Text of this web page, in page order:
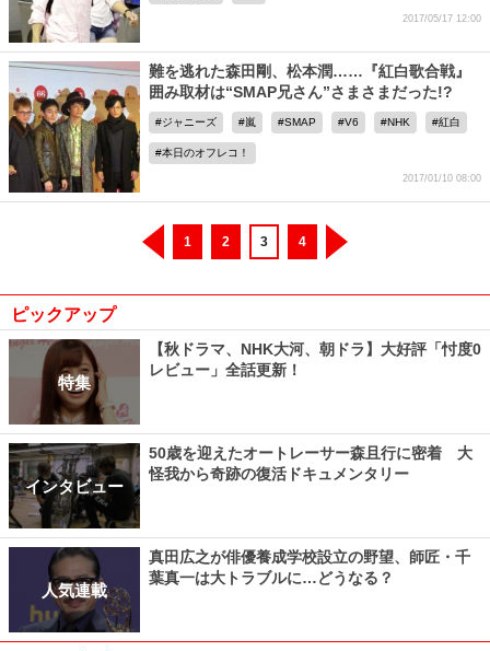
2017/05/17 12:00
難を逃れた森田剛、松本潤……『紅白歌合戦』
囲み取材は“SMAP兄さん”さまさまだった!?
ジャニーズ 嵐 SMAP V6 NHK 紅白
本日のオフレコ！
2017/01/10 08:00
1 2 3 4
ピックアップ
特集
【秋ドラマ、NHK大河、朝ドラ】大好評「忖度0
レビュー」全話更新！
インタビュー
50歳を迎えたオートレーサー森且行に密着 大
怪我から奇跡の復活ドキュメンタリー
人気連載
真田広之が俳優養成学校設立の野望、師匠・千
葉真一は大トラブルに…どうなる？